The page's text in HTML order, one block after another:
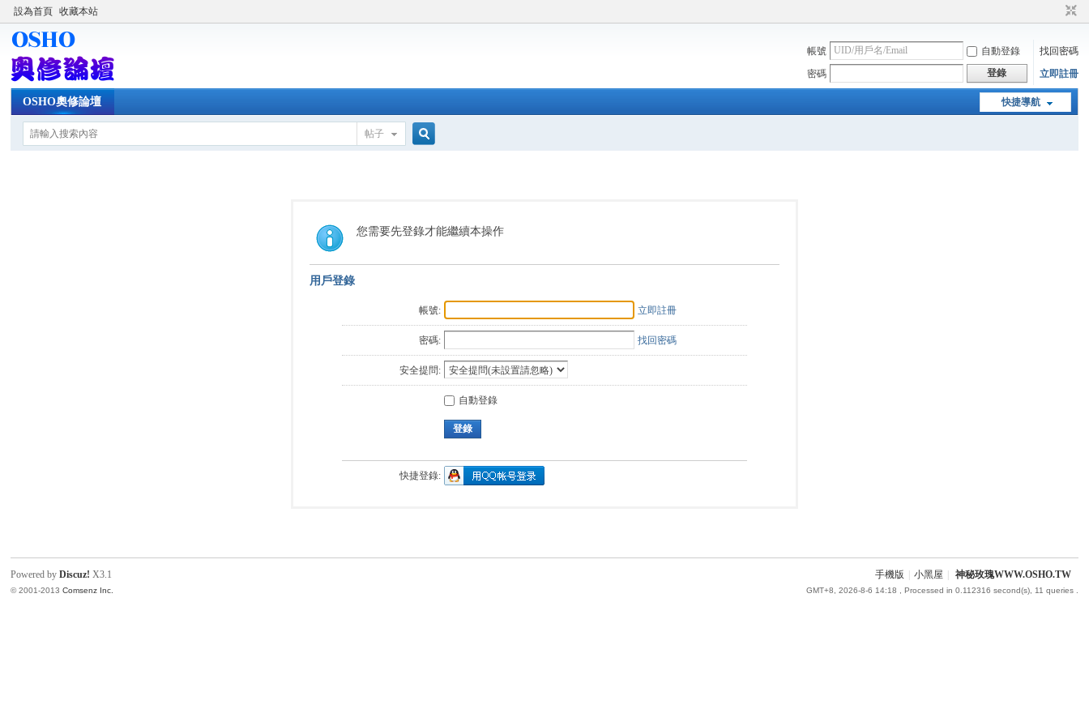
設為首頁 收藏本站
帳號 自動登錄
找回密碼
密碼
登錄 立即註冊
快捷導航
OSHO奧修論壇
帖子
索
您需要先登錄才能繼續本操作
用戶登錄
帳號: 立即註冊
密碼: 找回密碼
安全提問:
自動登錄
登錄
快捷登錄:
手機版 小黑屋 神秘玫瑰WWW.OSHO.TW
GMT+8, 2026-8-6 14:18 , Processed in 0.112316 second(s), 11 queries .
Powered byDiscuz! X3.1
© 2001-2013Comsenz Inc.